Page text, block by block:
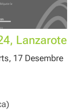
Lanzarote
17 Desembre